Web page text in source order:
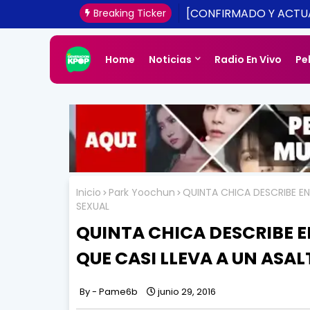
Breaking Ticker
[CONFIRMADO Y
UNA REALIDAD ESTE
YURI DE SNSD
Home Noticias Radio En Vivo
Inicio Park Yoochun
QUINTA CHICA DESCRIBE
SEXUAL
QUINTA CHICA DESCRIBE
QUE CASI LLEVA A UN
Pame6b junio 29, 2016